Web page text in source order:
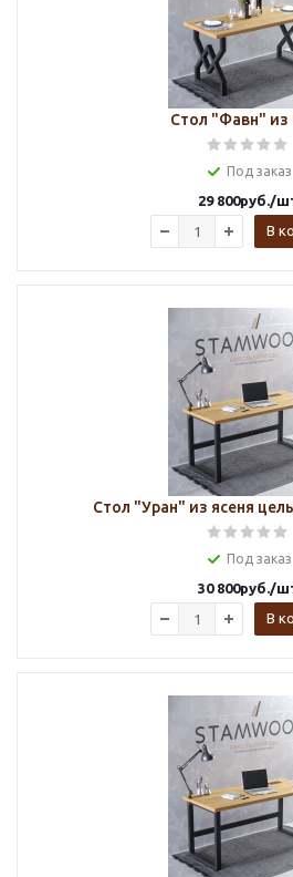
Стол "Фавн" из
Под заказ
29 800руб./
В
Стол "Уран" из ясеня
Под заказ
30 800руб./
В